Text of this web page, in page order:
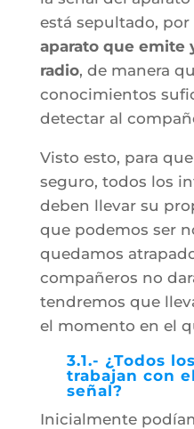
está sepultado,
aparato que emite
radio, de manera
conocimientos
detectar al
Visto esto, para
seguro, todos los
deben llevar su
que podemos ser
quedamos
compañeros no
tendremos que
el momento en el
3.1.- ¿Todos
trabajan con
señal?
Inicialmente